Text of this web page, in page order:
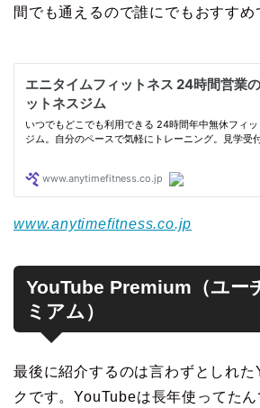
間でも通えるので誰にでもおすすめ
www.anytimefitness.co.jp
YouTube Premium（ユー
ミアム）
最後に紹介するのは言わずとしれた
クです。YouTubeは長年使ってた